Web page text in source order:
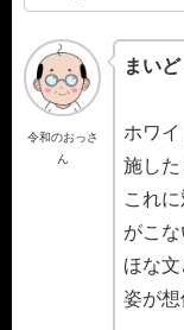
令和のおっさ
ん
まい
ホワ
施し
これ
がこ
ほな
姿が想